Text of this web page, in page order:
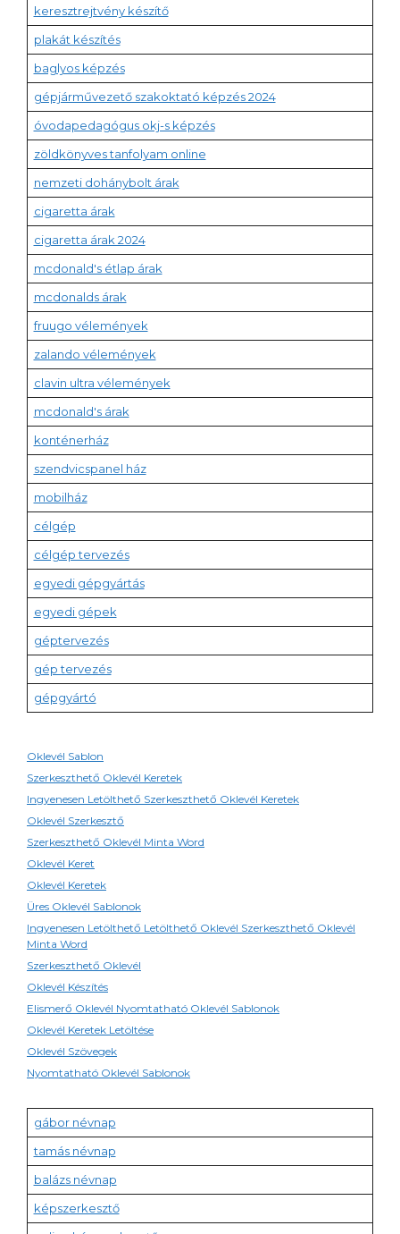
keresztrejtvény készítő
plakát készítés
baglyos képzés
gépjárművezető szakoktató képzés 2024
óvodapedagógus okj-s képzés
zöldkönyves tanfolyam online
nemzeti dohánybolt árak
cigaretta árak
cigaretta árak 2024
mcdonald's étlap árak
mcdonalds árak
fruugo vélemények
zalando vélemények
clavin ultra vélemények
mcdonald's árak
konténerház
szendvicspanel ház
mobilház
célgép
célgép tervezés
egyedi gépgyártás
egyedi gépek
géptervezés
gép tervezés
gépgyártó
Oklevél Sablon
Szerkeszthető Oklevél Keretek
Ingyenesen Letölthető Szerkeszthető Oklevél Keretek
Oklevél Szerkesztő
Szerkeszthető Oklevél Minta Word
Oklevél Keret
Oklevél Keretek
Üres Oklevél Sablonok
Ingyenesen Letölthető Letölthető Oklevél Szerkeszthető Oklevél
Minta Word
Szerkeszthető Oklevél
Oklevél Készítés
Elismerő Oklevél Nyomtatható Oklevél Sablonok
Oklevél Keretek Letöltése
Oklevél Szövegek
Nyomtatható Oklevél Sablonok
gábor névnap
tamás névnap
balázs névnap
képszerkesztő